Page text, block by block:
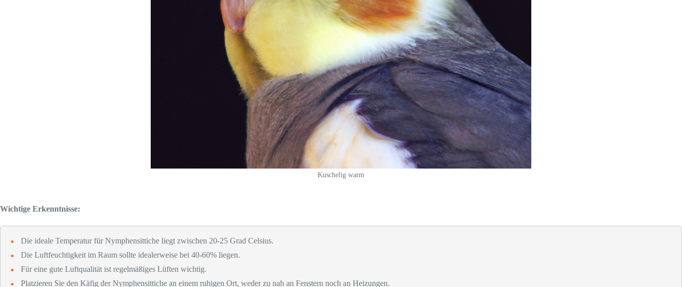
Kuschelig warm
Wichtige Erkenntnisse:
Die ideale Temperatur für Nymphensittiche liegt zwischen 20-25 Grad Celsius.
Die Luftfeuchtigkeit im Raum sollte idealerweise bei 40-60% liegen.
Für eine gute Luftqualität ist regelmäßiges Lüften wichtig.
Platzieren Sie den Käfig der Nymphensittiche an einem ruhigen Ort, weder zu nah an Fenstern noch an Heizungen.